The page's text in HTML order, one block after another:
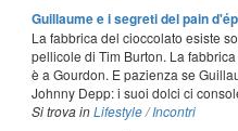
Guillaume e i segreti del pain
La fabbrica del cioccolato esiste
pellicole di Tim Burton. La
è a Gourdon. E pazienza se
Johnny Depp: i suoi dolci ci
Si trova in Lifestyle /Incontri